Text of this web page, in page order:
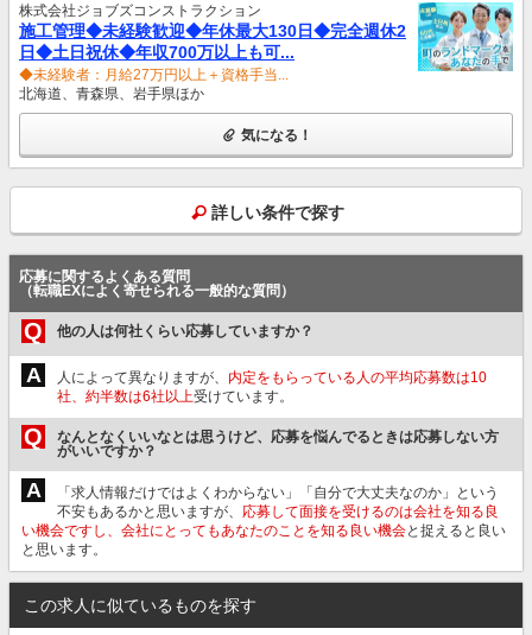
株式会社ジョブズコンストラクション
施工管理◆未経験歓迎◆年休最大130日◆完全週休2
日◆土日祝休◆年収700万以上も可...
◆未経験者：月給27万円以上＋資格手当...
北海道、青森県、岩手県ほか
気になる！
詳しい条件で探す
応募に関するよくある質問
（転職EXによく寄せられる一般的な質問）
Q 他の人は何社くらい応募していますか？
A 人によって異なりますが、 内定をもらっている人の平均応募数は10
社、約半数は6社以上受けています。
Q
なんとなくいいなとは思うけど、応募を悩んでるときは応募しない方
がいいですか？
A
「求人情報だけではよくわからない」「自分で大丈夫なのか」という
不安もあるかと思いますが、 応募して面接を受けるのは会社を知る良
い機会ですし、会社にとってもあなたのことを知る良い機会と捉えると良い
と思います。
この求人に似ているものを探す